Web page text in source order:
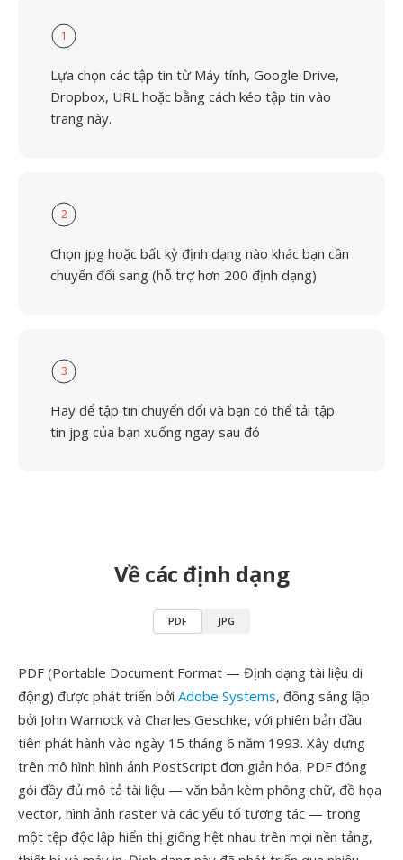
1
Lựa chọn các tập tin từ Máy tính, Google Drive,
Dropbox, URL hoặc bằng cách kéo tập tin vào
trang này.
2
Chọn jpg hoặc bất kỳ định dạng nào khác bạn cần
chuyển đổi sang (hỗ trợ hơn 200 định dạng)
3
Hãy để tập tin chuyển đổi và bạn có thể tải tập
tin jpg của bạn xuống ngay sau đó
Về các định dạng
PDF JPG
PDF (Portable Document Format — Định dạng tài liệu di
động) được phát triển bởi Adobe Systems, đồng sáng lập
bởi John Warnock và Charles Geschke, với phiên bản đầu
tiên phát hành vào ngày 15 tháng 6 năm 1993. Xây dựng
trên mô hình hình ảnh PostScript đơn giản hóa, PDF đóng
gói đầy đủ mô tả tài liệu — văn bản kèm phông chữ, đồ họa
vector, hình ảnh raster và các yếu tố tương tác — trong
một tệp độc lập hiển thị giống hệt nhau trên mọi nền tảng,